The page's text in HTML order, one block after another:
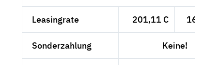
Leasingrate 201,11 € 169,--
Sonderzahlung Keine!